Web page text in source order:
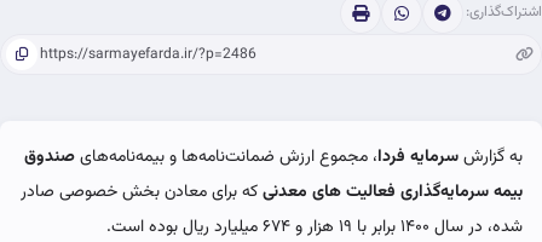
اشتراک‌گذاری:
به گزارشسرمایه فردا، مجموع ارزش ضمانت‌نامه‌ها و بیمه‌نامه‌هایصندوق
بیمه سرمایه‌گذاری فعالیت های معدنیکه برای معادن بخش خصوصی صادر
شده، در سال ۱۴۰۰ برابر با ۱۹ هزار و ۶۷۴ میلیارد ریال بوده است.